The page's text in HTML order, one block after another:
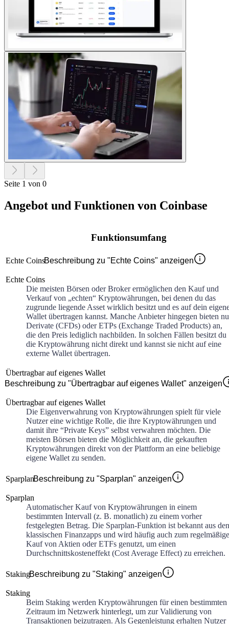
Seite 1 von 0
Angebot und Funktionen von Coinbase
Funktionsumfang
Echte CoinsBeschreibung zu "Echte Coins" anzeigen
Echte Coins
Die meisten Börsen oder Broker ermöglichen den Kauf und
Verkauf von „echten“ Kryptowährungen, bei denen du das
zugrunde liegende Asset wirklich besitzt und es auf dein
Wallet übertragen kannst. Manche Anbieter hingegen bieten
Derivate (CFDs) oder ETPs (Exchange Traded Products) an,
die den Preis lediglich nachbilden. In solchen Fällen besitzt du
die Kryptowährung nicht direkt und kannst sie nicht auf eine
externe Wallet übertragen.
Übertragbar auf eigenes Wallet
Beschreibung zu "Übertragbar auf eigenes Wallet" anzeigen
Übertragbar auf eigenes Wallet
Die Eigenverwahrung von Kryptowährungen spielt für viele
Nutzer eine wichtige Rolle, die ihre Kryptowährungen und
damit ihre “Private Keys” selbst verwahren möchten. Die
meisten Börsen bieten die Möglichkeit an, die gekauften
Kryptowährungen direkt von der Plattform an eine beliebige
eigene Wallet zu senden.
SparplanBeschreibung zu "Sparplan" anzeigen
Sparplan
Automatischer Kauf von Kryptowährungen in einem
bestimmten Intervall (z. B. monatlich) zu einem vorher
festgelegten Betrag. Die Sparplan-Funktion ist bekannt aus den
klassischen Finanzapps und wird häufig auch zum
Kauf von Aktien oder ETFs genutzt, um einen
Durchschnittskosteneffekt (Cost Average Effect) zu erreichen.
StakingBeschreibung zu "Staking" anzeigen
Staking
Beim Staking werden Kryptowährungen für einen bestimmten
Zeitraum im Netzwerk hinterlegt, um zur Validierung von
Transaktionen beizutragen. Als Gegenleistung erhalten Nutzer